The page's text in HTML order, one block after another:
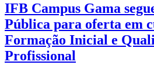
IFB Campus Gama
Pública para oferta em
Formação Inicial e
Profissional